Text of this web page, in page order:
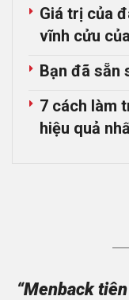
Giá trị của
vĩnh cửu
Bạn đã sẵn
7 cách làm
hiệu quả
“Menback